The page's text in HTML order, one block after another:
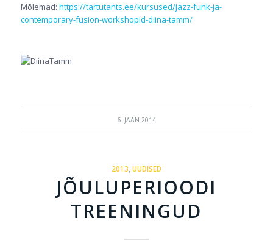
Mõlemad: https://tartutants.ee/kursused/jazz-funk-ja-
contemporary-fusion-workshopid-diina-tamm/
6. JAAN 2014
2013 UUDISED
JÕULUPERIOODI
TREENINGUD